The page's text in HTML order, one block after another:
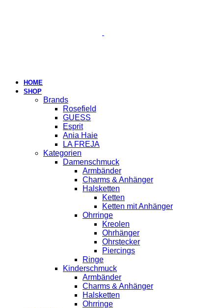
HOME
SHOP
Brands
Rosefield
GUESS
Esprit
Ania Haie
LA FREJA
Kategorien
Damenschmuck
Armbänder
Charms & Anhänger
Halsketten
Ketten
Ketten mit Anhänger
Ohrringe
Kreolen
Ohrhänger
Ohrstecker
Piercings
Ringe
Kinderschmuck
Armbänder
Charms & Anhänger
Halsketten
Ohrringe